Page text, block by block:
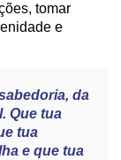
tomar
e
da
Que tua
tua
e que tua